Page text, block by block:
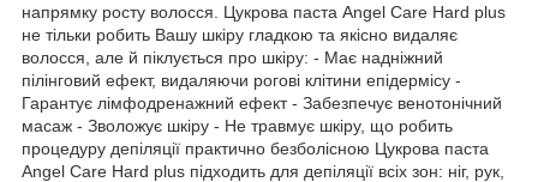
напрямку росту волосся. Цукрова паста Angel Care Hard plus
не тільки робить Вашу шкіру гладкою та якісно видаляє
волосся, але й піклується про шкіру: - Має надніжний
пілінговий ефект, видаляючи рогові клітини епідермісу -
Гарантує лімфодренажний ефект - Забезпечує венотонічний
масаж - Зволожує шкіру - Не травмує шкіру, що робить
процедуру депіляції практично безболісною Цукрова паста
Angel Care Hard plus підходить для депіляції всіх зон: ніг, рук,